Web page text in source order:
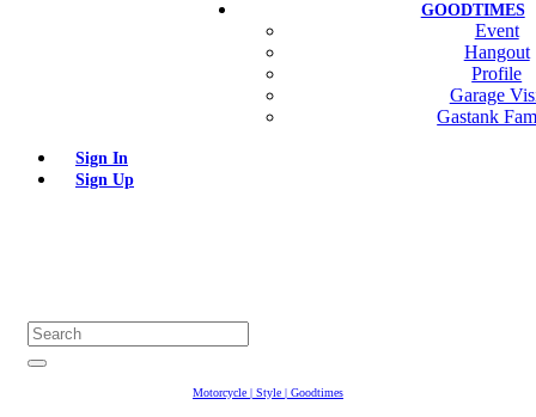
GOODTIMES
Event
Hangout
Profile
Garage
Gastank
Sign In
Sign Up
Motorcycle | Style | Goodtimes